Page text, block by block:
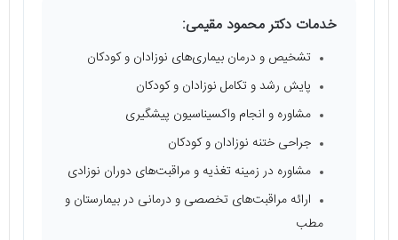
خدمات دکتر محمود مقیمی:
تشخیص و درمان بیماری‌های نوزادان و کودکان
پایش رشد و تکامل نوزادان و کودکان
مشاوره و انجام واکسیناسیون پیشگیری
جراحی ختنه نوزادان و کودکان
مشاوره در زمینه تغذیه و مراقبت‌های دوران نوزادی
ارائه مراقبت‌های تخصصی و درمانی در بیمارستان و
مطب